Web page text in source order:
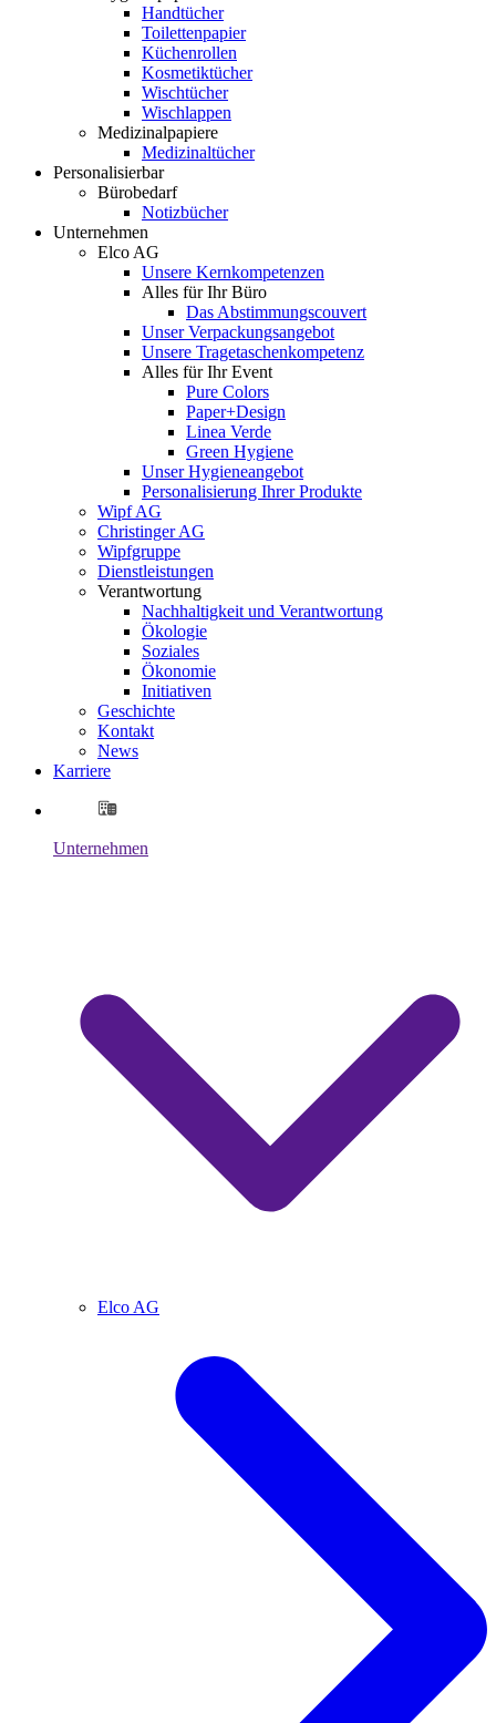
Handtücher
Toilettenpapier
Küchenrollen
Kosmetiktücher
Wischtücher
Wischlappen
Medizinalpapiere
Medizinaltücher
Personalisierbar
Bürobedarf
Notizbücher
Unternehmen
Elco AG
Unsere Kernkompetenzen
Alles für Ihr Büro
Das Abstimmungscouvert
Unser Verpackungsangebot
Unsere Tragetaschenkompetenz
Alles für Ihr Event
Pure Colors
Paper+Design
Linea Verde
Green Hygiene
Unser Hygieneangebot
Personalisierung Ihrer Produkte
Wipf AG
Christinger AG
Wipfgruppe
Dienstleistungen
Verantwortung
Nachhaltigkeit und Verantwortung
Ökologie
Soziales
Ökonomie
Initiativen
Geschichte
Kontakt
News
Karriere
Unternehmen
Elco AG